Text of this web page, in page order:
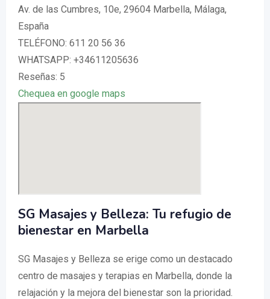
Av. de las Cumbres, 10e, 29604 Marbella, Málaga,
España
TELÉFONO: 611 20 56 36
WHATSAPP: +34611205636
Reseñas: 5
Chequea en google maps
SG Masajes y Belleza: Tu refugio de
bienestar en Marbella
SG Masajes y Belleza se erige como un destacado
centro de masajes y terapias en Marbella, donde la
relajación y la mejora del bienestar son la prioridad.